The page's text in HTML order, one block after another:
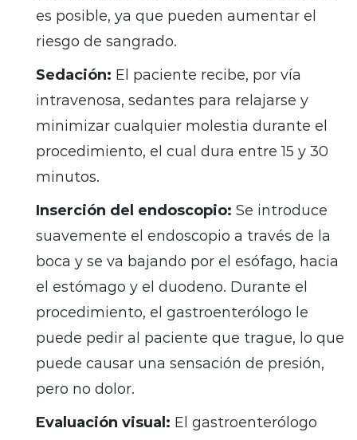
es posible, ya que pueden aumentar el
riesgo de sangrado.
Sedación: El paciente recibe, por vía
intravenosa, sedantes para relajarse y
minimizar cualquier molestia durante el
procedimiento, el cual dura entre 15 y 30
minutos.
Inserción del endoscopio: Se introduce
suavemente el endoscopio a través de la
boca y se va bajando por el esófago, hacia
el estómago y el duodeno. Durante el
procedimiento, el gastroenterólogo le
puede pedir al paciente que trague, lo que
puede causar una sensación de presión,
pero no dolor.
Evaluación visual: El gastroenterólogo